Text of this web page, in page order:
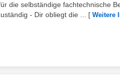
die selbständige fachtechnische
- Dir obliegt die ...
[ Weitere